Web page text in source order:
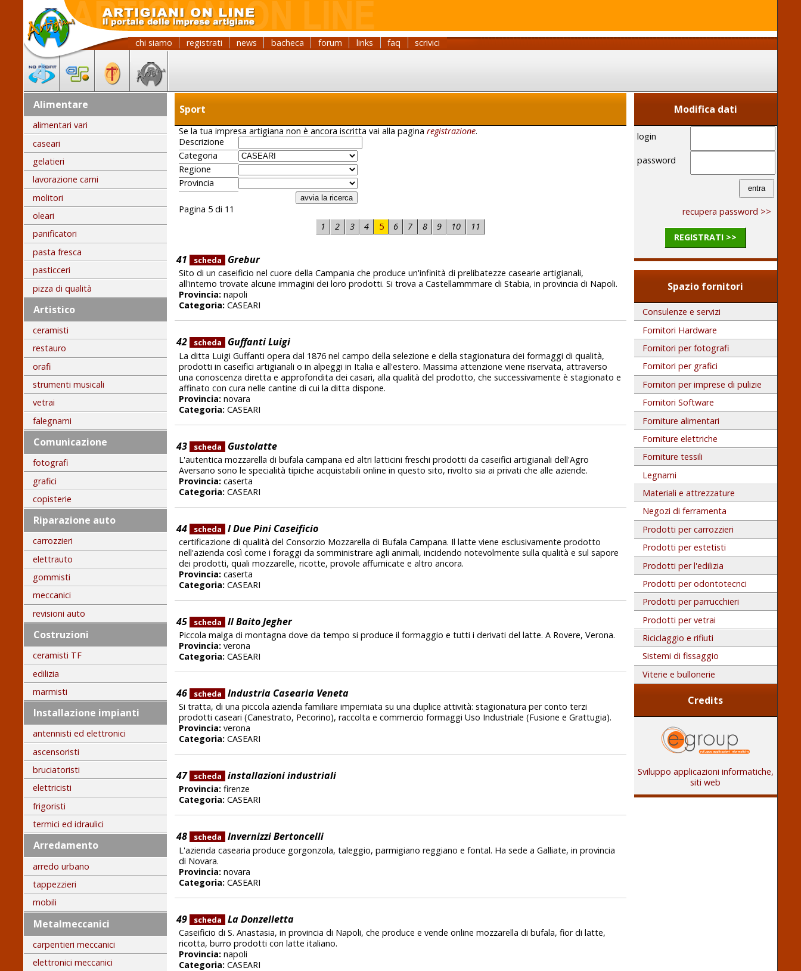
chi siamo registrati news bacheca forum links faq scrivici
Alimentare
alimentari vari
caseari
gelatieri
lavorazione carni
molitori
oleari
panificatori
pasta fresca
pasticceri
pizza di qualità
Artistico
ceramisti
restauro
orafi
strumenti musicali
vetrai
falegnami
Comunicazione
fotografi
grafici
copisterie
Riparazione auto
carrozzieri
elettrauto
gommisti
meccanici
revisioni auto
Costruzioni
ceramisti TF
edilizia
marmisti
Installazione impianti
antennisti ed elettronici
ascensoristi
bruciatoristi
elettricisti
frigoristi
termici ed idraulici
Arredamento
arredo urbano
tappezzieri
mobili
Metalmeccanici
carpentieri meccanici
elettronici meccanici
Sport
Se la tua impresa artigiana non è ancora iscritta vai alla paginaregistrazione.
Descrizione
Categoria
Regione
Provincia
Pagina 5 di 11
1
2 3 4 5 6 7 8 9 10 11
41 scheda Grebur
Sito di un caseificio nel cuore della Campania che produce un'infinità di prelibatezze casearie artigianali,
all'interno trovate alcune immagini dei loro prodotti. Si trova a Castellammmare di Stabia, in provincia di Napoli.
Provincia: napoli
Categoria: CASEARI
42 scheda Guffanti Luigi
La ditta Luigi Guffanti opera dal 1876 nel campo della selezione e della stagionatura dei formaggi di qualità,
prodotti in caseifici artigianali o in alpeggi in Italia e all'estero. Massima attenzione viene riservata, attraverso
una conoscenza diretta e approfondita dei casari, alla qualità del prodotto, che successivamente è stagionato e
affinato con cura nelle cantine di cui la ditta dispone.
Provincia: novara
Categoria: CASEARI
43 scheda Gustolatte
L'autentica mozzarella di bufala campana ed altri latticini freschi prodotti da caseifici artigianali dell'Agro
Aversano sono le specialità tipiche acquistabili online in questo sito, rivolto sia ai privati che alle aziende.
Provincia: caserta
Categoria: CASEARI
44 scheda I Due Pini Caseificio
certificazione di qualità del Consorzio Mozzarella di Bufala Campana. Il latte viene esclusivamente prodotto
nell'azienda così come i foraggi da somministrare agli animali, incidendo notevolmente sulla qualità e sul sapore
dei prodotti, quali mozzarelle, ricotte, provole affumicate e altro ancora.
Provincia: caserta
Categoria: CASEARI
45 scheda Il Baito Jegher
Piccola malga di montagna dove da tempo si produce il formaggio e tutti i derivati del latte. A Rovere, Verona.
Provincia: verona
Categoria: CASEARI
46 scheda Industria Casearia Veneta
Si tratta, di una piccola azienda familiare imperniata su una duplice attività: stagionatura per conto terzi
prodotti caseari (Canestrato, Pecorino), raccolta e commercio formaggi Uso Industriale (Fusione e Grattugia).
Provincia: verona
Categoria: CASEARI
47 scheda installazioni industriali
Provincia: firenze
Categoria: CASEARI
48 scheda Invernizzi Bertoncelli
L'azienda casearia produce gorgonzola, taleggio, parmigiano reggiano e fontal. Ha sede a Galliate, in provincia
di Novara.
Provincia: novara
Categoria: CASEARI
49 scheda La Donzelletta
Caseificio di S. Anastasia, in provincia di Napoli, che produce e vende online mozzarella di bufala, fior di latte,
ricotta, burro prodotti con latte italiano.
Provincia: napoli
Categoria: CASEARI
Modifica dati
login
password
recupera password >>
REGISTRATI >>
Spazio fornitori
Consulenze e servizi
Fornitori Hardware
Fornitori per fotografi
Fornitori per grafici
Fornitori per imprese di pulizie
Fornitori Software
Forniture alimentari
Forniture elettriche
Forniture tessili
Legnami
Materiali e attrezzature
Negozi di ferramenta
Prodotti per carrozzieri
Prodotti per estetisti
Prodotti per l'edilizia
Prodotti per odontotecnci
Prodotti per parrucchieri
Prodotti per vetrai
Riciclaggio e rifiuti
Sistemi di fissaggio
Viterie e bullonerie
Credits
Sviluppo applicazioni informatiche,
siti web